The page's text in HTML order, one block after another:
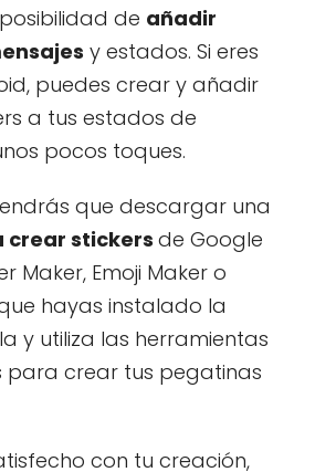
de añadir
y estados. Si eres
puedes crear y añadir
a tus estados de
pocos toques.
que descargar una
crear stickers de Google
Maker, Emoji Maker o
hayas instalado la
y utiliza las herramientas
crear tus pegatinas
con tu creación,